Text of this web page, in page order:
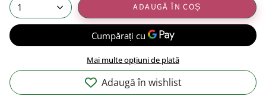
1 ADAUGĂ ÎN COȘ
Mai multe opțiuni de plată
Adaugă în wishlist